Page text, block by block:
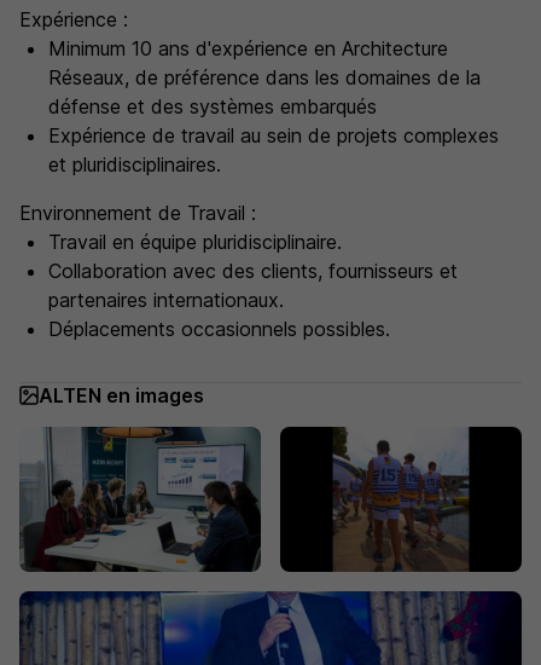
Expérience :
Minimum 10 ans d'expérience en Architecture
Réseaux, de préférence dans les domaines de la
défense et des systèmes embarqués
Expérience de travail au sein de projets complexes
et pluridisciplinaires.
Environnement de Travail :
Travail en équipe pluridisciplinaire.
Collaboration avec des clients, fournisseurs et
partenaires internationaux.
Déplacements occasionnels possibles.
ALTEN en images